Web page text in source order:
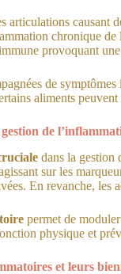
articulations causant
chronique de
provoquant
de
aliments
de
dans la gestion
sur les
En revanche, les
permet de
physique et
et leurs